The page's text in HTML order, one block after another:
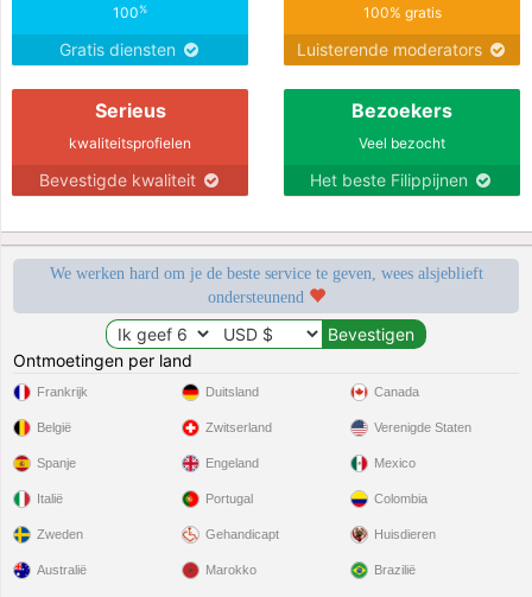
100%
Gratis diensten
100% gratis
Luisterende moderators
Serieus
kwaliteitsprofielen
Bevestigde kwaliteit
Bezoekers
Veel bezocht
Het beste Filippijnen
We werken hard om je de beste service te geven, wees alsjeblieft
ondersteunend
Ontmoetingen per land
Frankrijk
België
Spanje
Italië
Zweden
Duitsland
Zwitserland
Engeland
Portugal
Gehandicapt
Canada
Verenigde Staten
Mexico
Colombia
Huisdieren
Australië Marokko Brazilië